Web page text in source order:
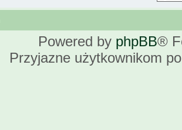
Powered by phpBB®
Przyjazne użytkownikom